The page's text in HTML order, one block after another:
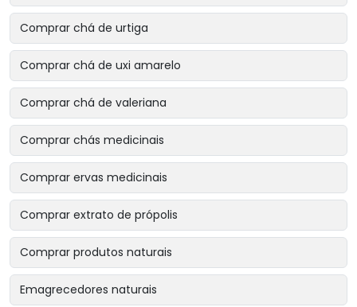
Comprar chá de urtiga
Comprar chá de uxi amarelo
Comprar chá de valeriana
Comprar chás medicinais
Comprar ervas medicinais
Comprar extrato de própolis
Comprar produtos naturais
Emagrecedores naturais